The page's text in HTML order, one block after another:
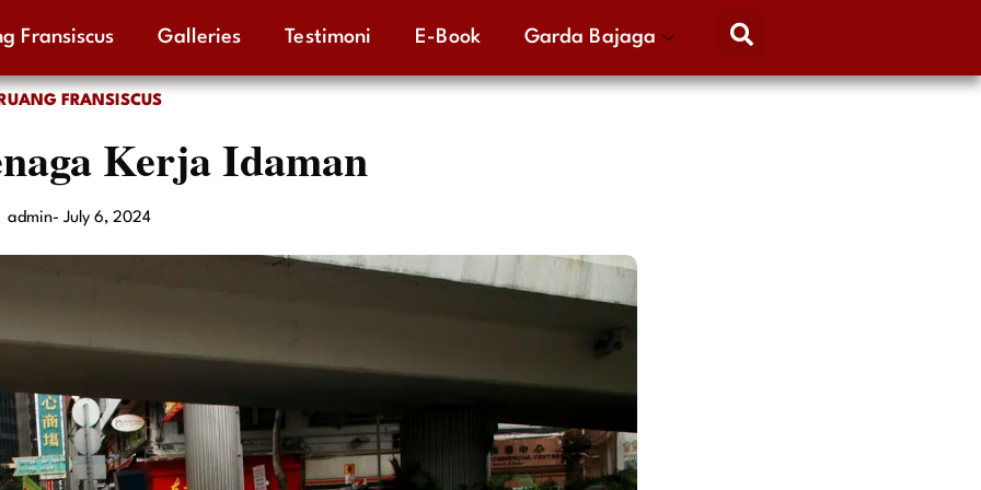
Fransiscus Galleries Testimoni E-Book Garda Bajaga
FRANSISCUS
Kerja Idaman
admin- July 6, 2024